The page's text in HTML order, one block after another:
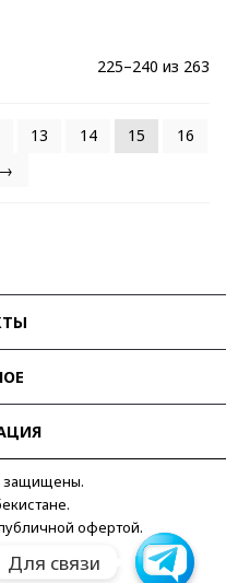
225–240 из 263
13 14 15
16
→
защищены.
офертой.Telegram
Для связи